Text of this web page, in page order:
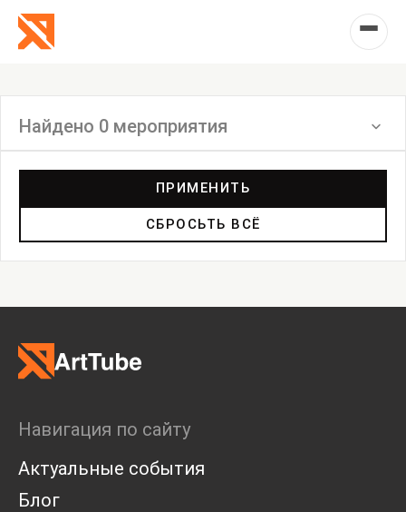
Найдено 0 мероприятия
Перформанс
Анонс
Мастерские
Дискуссия
Пресс-конференция
Ярмарка
Интервью
ПРИМЕНИТЬ
СБРОСЬТЬ ВСЁ
Навигация по сайту
Актуальные события
Блог